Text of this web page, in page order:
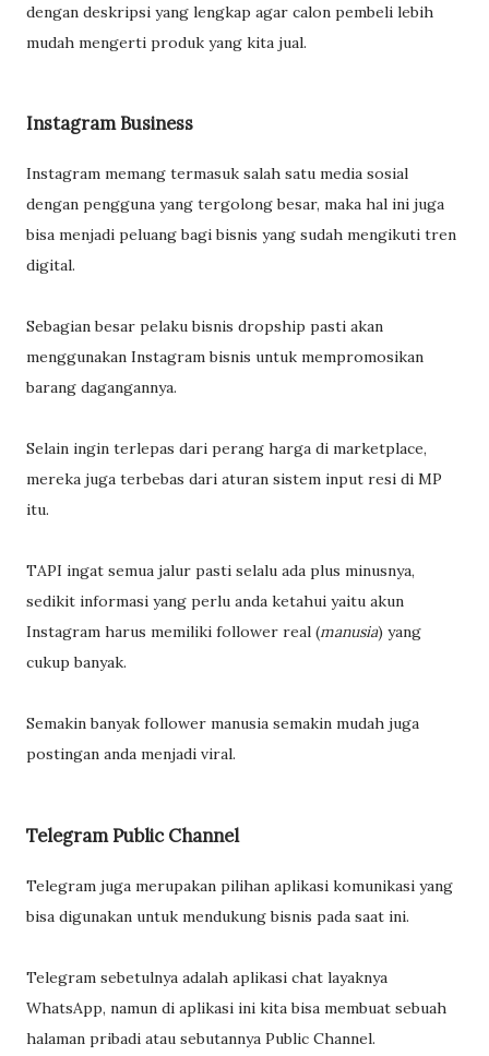
dengan deskripsi yang lengkap agar calon pembeli lebih
mudah mengerti produk yang kita jual.
Instagram Business
Instagram memang termasuk salah satu media sosial
dengan pengguna yang tergolong besar, maka hal ini juga
bisa menjadi peluang bagi bisnis yang sudah mengikuti tren
digital.
Sebagian besar pelaku bisnis dropship pasti akan
menggunakan Instagram bisnis untuk mempromosikan
barang dagangannya.
Selain ingin terlepas dari perang harga di marketplace,
mereka juga terbebas dari aturan sistem input resi di MP
itu.
TAPI ingat semua jalur pasti selalu ada plus minusnya,
sedikit informasi yang perlu anda ketahui yaitu akun
Instagram harus memiliki follower real (manusia) yang
cukup banyak.
Semakin banyak follower manusia semakin mudah juga
postingan anda menjadi viral.
Telegram Public Channel
Telegram juga merupakan pilihan aplikasi komunikasi yang
bisa digunakan untuk mendukung bisnis pada saat ini.
Telegram sebetulnya adalah aplikasi chat layaknya
WhatsApp, namun di aplikasi ini kita bisa membuat sebuah
halaman pribadi atau sebutannya Public Channel.